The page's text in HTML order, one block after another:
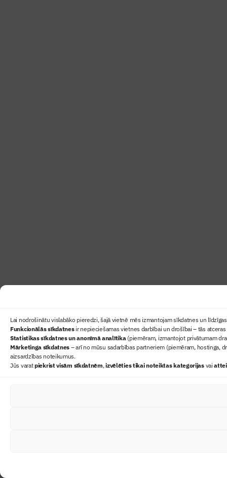
Lai nodrošinātu vislabāko pieredzi, šajā vietnē mēs izmantojam sīkdatnes un
Funkcionālās sīkdatnesir nepieciešamas vietnes darbībai un drošībai – tās
Statistikas sīkdatnes un anonīmā analītika(piemēram, izmantojot privātumam
Mārketinga sīkdatnes – arī no mūsu sadarbības partneriem (piemēram, hostinga,
aizsardzības noteikumus.
Jūs varatpiekrist visām sīkdatnēm,izvēlēties tikai noteiktas kategorijasvai